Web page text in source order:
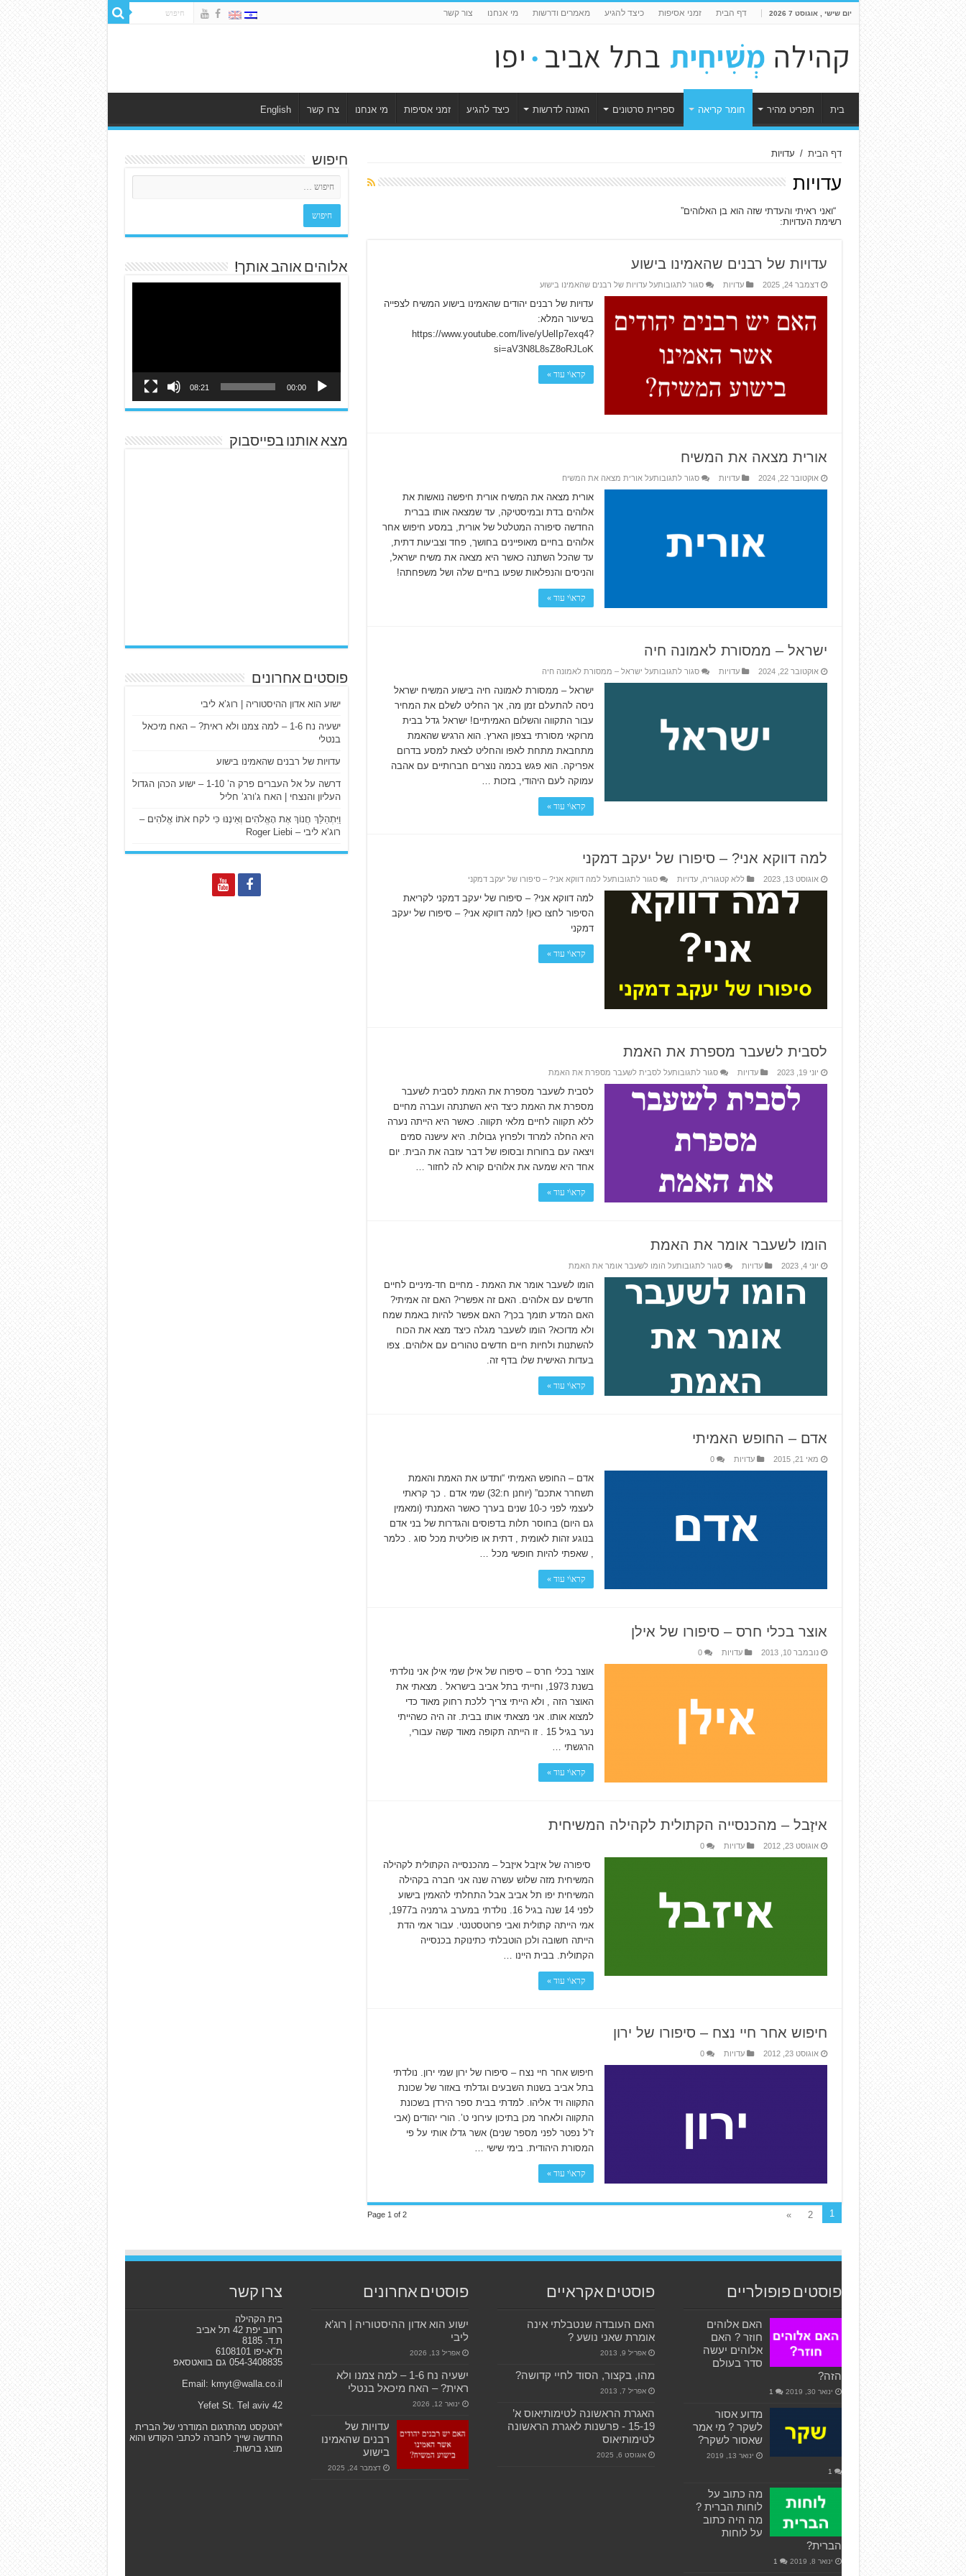
יום שישי , אוגוסט 7 2026 דף הבית זמני אסיפות כיצד להגיע מאמרים ודרשות מי אנחנו צור קשר
בית תפריט מהיר חומר קריאה ספריית סרטונים האזנה לדרשות כיצד להגיע זמני אסיפות מי אנחנו צרו קשר English
דף הבית / עדויות
עדויות
“ואני ראיתי והעדתי שזה הוא בן האלוהים”
רשימת העדויות:
עדויות של רבנים שהאמינו בישוע
דצמבר 24, 2025 עדויות סגור לתגובותעל עדויות של רבנים שהאמינו בישוע
עדויות של רבנים יהודים שהאמינו בישוע המשיח לצפייה
בשיעור המלא:
https://www.youtube.com/live/yUelIp7exq4?
si=aV3N8L8sZ8oRJLoK
קרא\י עוד »
אורית מצאה את המשיח
אוקטובר 22, 2024 עדויות סגור לתגובותעל אורית מצאה את המשיח
אורית מצאה את המשיח אורית חיפשה נואשות את
אלוהים בדת ובמיסטיקה, עד שמצאה אותו בברית
החדשה סיפורה המטלטל של אורית, במסע חיפוש אחר
אלוהים בחיים מאופיינים בחושך, פחד וצביעות דתית,
עד שהכל השתנה כאשר היא מצאה את משיח ישראל,
והניסים והנפלאות שפעו בחיים שלה ושל משפחתה!
קרא\י עוד »
ישראל – ממסורת לאמונה חיה
אוקטובר 22, 2024 עדויות סגור לתגובותעל ישראל – ממסורת לאמונה חיה
ישראל – ממסורת לאמונה חיה בישוע המשיח ישראל
ניסה להתעלם זמן מה, אך החליט לשלם את המחיר
עבור התקווה והשלום האמיתיים! ישראל גדל בבית
מרוקאי מסורתי בצפון הארץ. הוא הרגיש שהאמת
מתחבאת מתחת לאפו והחליט לצאת למסע בדרום
אפריקה. הוא פגש בכמה נוצרים חברותיים עם אהבה
עמוקה לעם היהודי, בזכות …
קרא\י עוד »
למה דווקא אני? – סיפורו של יעקב דמקני
אוגוסט 13, 2023 ללא קטגוריה ,עדויות סגור לתגובותעל למה דווקא אני? – סיפורו של יעקב דמקני
למה דווקא אני? – סיפורו של יעקב דמקני לקריאת
הסיפור לחצו כאן! למה דווקא אני? – סיפורו של יעקב
דמקני
קרא\י עוד »
לסבית לשעבר מספרת את האמת
יוני 19, 2023 עדויות סגור לתגובותעל לסבית לשעבר מספרת את האמת
לסבית לשעבר מספרת את האמת לסבית לשעבר
מספרת את האמת כיצד היא השתנתה ועברה מחיים
ללא תקווה לחיים מלאי תקווה. כאשר היא הייתה נערה
היא החלה למרוד ולפרוץ גבולות. היא עישנה סמים
ויצאה עם בחורות ובסופו של דבר עזבה את הבית. יום
אחד היא שמעה את אלוהים קורא לה לחזור …
קרא\י עוד »
הומו לשעבר אומר את האמת
יוני 4, 2023 עדויות סגור לתגובותעל הומו לשעבר אומר את האמת
הומו לשעבר אומר את האמת - מחיים חד-מיניים לחיים
חדשים עם אלוהים. האם זה אפשרי? האם זה אמיתי?
האם המדע תומך בכך? האם אפשר להיות באמת שמח
ולא מדוכא? הומו לשעבר מגלה כיצד מצא את הכוח
להשתנות ולחיות חיים חדשים טהורים עם אלוהים. צפו
בעדות האישית שלו בדף זה.
קרא\י עוד »
אדם – החופש האמיתי
מאי 21, 2015 עדויות 0
אדם – החופש האמיתי “ותדעו את האמת והאמת
תשחרר אתכם” (יוחנן ח:32) שמי אדם . כך קראתי
לעצמי לפני כ-­10 שנים בערך כאשר האמנתי (ומאמין
גם היום) בחוסר תלות בדפוסים והגדרות של בני אדם
בנוגע זהות לאומית , דתית או פוליטית מכל סוג . כלמר
, שאפתי להיות חופשי מכל …
קרא\י עוד »
אוצר בכלי חרס – סיפורו של אילן
נובמבר 10, 2013 עדויות 0
אוצר בכלי חרס – סיפורו של אילן שמי אילן אני נולדתי
בשנת 1973, וחייתי בתל אביב בישראל . מצאתי את
האוצר הזה , ולא הייתי צריך ללכת רחוק מאוד כדי
למצוא אותו. אני מצאתי אותו בבית. זה היה כשהייתי
נער בגיל 15 . זו הייתה תקופה מאוד קשה עבורי,
הרגשתי …
קרא\י עוד »
איזָבל – מהכנסייה הקתולית לקהילה המשיחית
אוגוסט 23, 2012 עדויות 0
סיפורה של איזָבל איזָבל – מהכנסייה הקתולית לקהילה
המשיחית מזה שלוש עשרה שנה אני חברה בקהילה
המשיחית יפו תל אביב אבל התחלתי להאמין בישוע
אמי הייתה קתולית ואבי פרוטסטנטי. עבור אמי הדת
הייתה חשובה ולכן הוטבלתי כתינוקת בכנסייה
הקתולית. בבית היינו …
קרא\י עוד »
חיפוש אחר חיי נצח – סיפורו של ירון
אוגוסט 23, 2012 עדויות 0
חיפוש אחר חיי נצח – סיפורו של ירון שמי ירון. נולדתי
בתל אביב בשנות השבעים וגדלתי באזור של שכונת
התקווה ויד אליהו. למדתי בבית ספר הירדן בשכונת
התקווה ולאחר מכן בתיכון עירוני ט’. הורי יהודים (אבי
ז”ל נפטר לפני מספר שנים) אשר גדלו אותי על פי
המסורת היהודית. בימי שישי …
קרא\י עוד »
Page 1 of 2 1
2
»
חיפוש
אלוהים אוהב אותך!
00:00
08:21
מצא אותנו בפייסבוק
פוסטים אחרונים
ישוע הוא אדון ההיסטוריה | רוג’א ליבי
ישעיה נח 1-6 – למה צמנו ולא ראית? – האח מיכאל
בנטלי
עדויות של רבנים שהאמינו בישוע
דרשה על אל העברים פרק ה’ 1-10 – ישוע הכהן הגדול
העליון והנצחי | האח ג’ורג’ חליל
וַיִּתְהַלֵּךְ חֲנוֹךְ אֶת הָאֱלֹהִים וְאֵינֶנּוּ כִּי לקח אֹתוֹ אֱלֹהִים –
רוג’א ליבי – Roger Liebi
פוסטים פופולריים
האם אלוהים
חוזר ? האם
אלוהים יעשה
סדר בעולם
הזה?
ינואר 30, 2019 1
מדוע אסור
לשקר ? מי אמר
שאסור לשקר?
ינואר 13, 2019
1
מה כתוב על
לוחות הברית ?
מה היה כתוב
על לוחות
הברית?
ינואר 8, 2019 1
פוסטים אקראיים
האם העובדה שנטבלתי אינה
אומרת שאני נושע ?
אפריל 9, 2013
מהו, בקצור, הסוד לחיי קדושה?
אפריל 7, 2013
האגרת הראשונה לטימותיאוס א’
15-19 ‫- פרשנות לאגרת הראשונה
לטימותיאוס
אוגוסט 6, 2025
פוסטים אחרונים
ישוע הוא אדון ההיסטוריה | רוג’א
ליבי
אפריל 13, 2026
ישעיה נח 1-6 – למה צמנו ולא
ראית? – האח מיכאל בנטלי
ינואר 12, 2026
עדויות של
רבנים שהאמינו
בישוע
דצמבר 24, 2025
צרו קשר
בית הקהילה
רחוב יפת 42 תל אביב
ת.ד. 8185
ת"א-יפו 6108101
054-3408835 גם בוואטסאפ
Email: kmyt@walla.co.il
42 Yefet St. Tel aviv
*הטקסט מהתרגום המודרני של הברית
החדשה שייך לחברה לכתבי הקודש והוא
מוצג ברשות.